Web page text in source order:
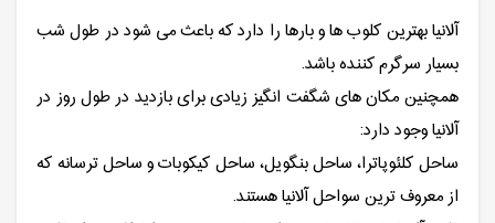
آلانیا بهترین کلوب ها و بارها را دارد که باعث می شود در طول شب
بسیار سرگرم کننده باشد.
همچنین مکان های شگفت انگیز زیادی برای بازدید در طول روز در
آلانیا وجود دارد:
ساحل کلئوپاترا، ساحل بنگویل، ساحل کیکوبات و ساحل ترسانه که
از معروف ترین سواحل آلانیا هستند.